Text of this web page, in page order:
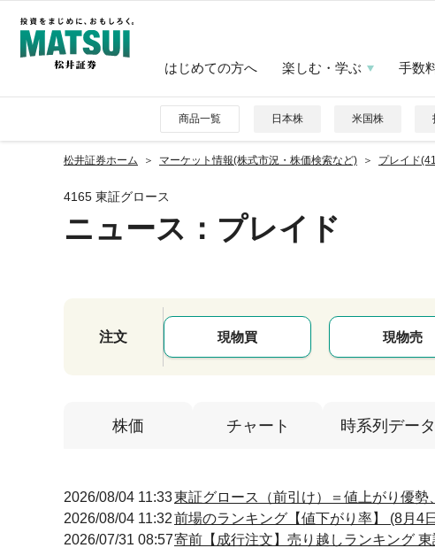
はじめての方へ 楽しむ・学ぶ 手数
商品一覧 日本株 米国株
松井証券ホーム マーケット情報(株式市況・株価検索など) プレイド
4165 東証グロース
ニュース ：プレイド
注文 現物買 現物売
株価 チャート 時系列データ
2026/08/04 11:33東証グロース（前引け）＝値上がり優勢
2026/08/04 11:32前場のランキング【値下がり率】 (8月4
2026/07/31 08:57寄前【成行注文】売り越しランキング